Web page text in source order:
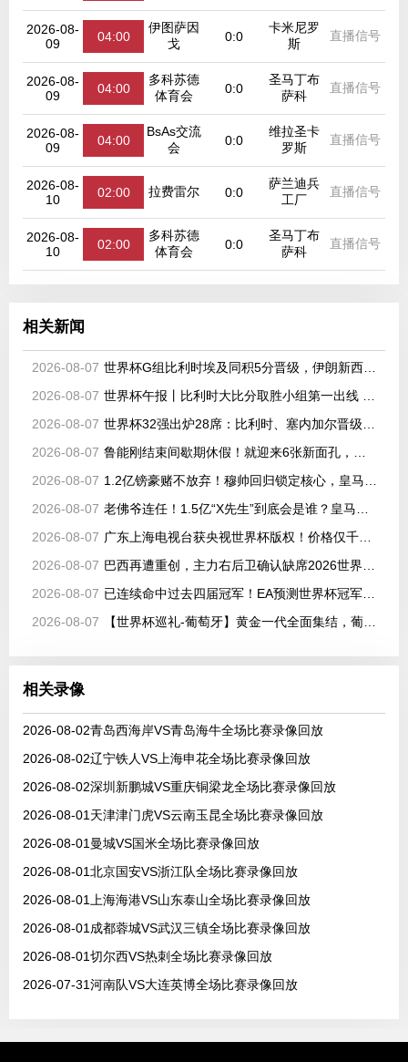
2026-08-
09
04:00
伊图萨因
戈
0:0
卡米尼罗
斯
直播信号
2026-08-
09
04:00
多科苏德
体育会
0:0
圣马丁布
萨科
直播信号
2026-08-
09
04:00
BsAs交流
会
0:0
维拉圣卡
罗斯
直播信号
2026-08-
10
02:00 拉费雷尔 0:0
萨兰迪兵
工厂
直播信号
2026-08-
10
02:00
多科苏德
体育会
0:0
圣马丁布
萨科
直播信号
相关新闻
2026-08-07 世界杯G组比利时埃及同积5分晋级，伊朗新西兰出局
2026-08-07 世界杯午报丨比利时大比分取胜小组第一出线 埃及晋级淘汰赛
2026-08-07 世界杯32强出炉28席：比利时、塞内加尔晋级，韩国、伊朗待定
2026-08-07 鲁能刚结束间歇期休假！就迎来6张新面孔，都是韩鹏看好的强援
2026-08-07 1.2亿镑豪赌不放弃！穆帅回归锁定核心，皇马持续猛攻世界杯中场
2026-08-07 老佛爷连任！1.5亿“X先生”到底会是谁？皇马即将迎来队史最高身价球
2026-08-07 广东上海电视台获央视世界杯版权！价格仅千万级 网络平台却花了16亿
2026-08-07 巴西再遭重创，主力右后卫确认缺席2026世界杯，安切洛蒂作出回应
2026-08-07 已连续命中过去四届冠军！EA预测世界杯冠军：西班牙将捧杯
2026-08-07
【世界杯巡礼-葡萄牙】黄金一代全面集结，葡萄牙如何打好手中的满级号？
相关录像
2026-08-02青岛西海岸VS青岛海牛全场比赛录像回放
2026-08-02辽宁铁人VS上海申花全场比赛录像回放
2026-08-02深圳新鹏城VS重庆铜梁龙全场比赛录像回放
2026-08-01天津津门虎VS云南玉昆全场比赛录像回放
2026-08-01曼城VS国米全场比赛录像回放
2026-08-01北京国安VS浙江队全场比赛录像回放
2026-08-01上海海港VS山东泰山全场比赛录像回放
2026-08-01成都蓉城VS武汉三镇全场比赛录像回放
2026-08-01切尔西VS热刺全场比赛录像回放
2026-07-31河南队VS大连英博全场比赛录像回放